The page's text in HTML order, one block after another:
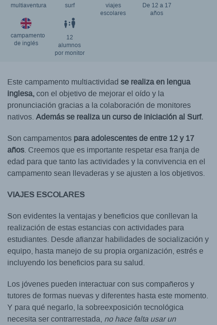
multiaventura surf
viajes
escolares
De 12 a 17
años
campamento
de inglés
12
alumnos
por monitor
Este campamento multiactividad se realiza en lengua
inglesa,con el objetivo de mejorar el oído y la
pronunciación gracias a la colaboración de monitores
nativos. Además se realiza un curso de iniciación al Surf.
Son campamentos para adolescentes de entre 12 y 17
años. Creemos que es importante respetar esa franja de
edad para que tanto las actividades y la convivencia en el
campamento sean llevaderas y se ajusten a los objetivos.
VIAJES ESCOLARES
Son evidentes la ventajas y beneficios que conllevan la
realización de estas estancias con actividades para
estudiantes. Desde afianzar habilidades de socialización y
equipo, hasta manejo de su propia organización, estrés e
incluyendo los beneficios para su salud.
Los jóvenes pueden interactuar con sus compañeros y
tutores de formas nuevas y diferentes hasta este momento.
Y para qué negarlo, la sobreexposición tecnológica
necesita ser contrarrestada, no hace falta usar un